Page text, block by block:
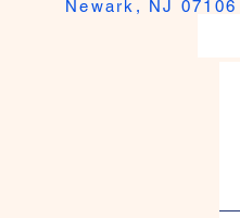
Newark, NJ 07106